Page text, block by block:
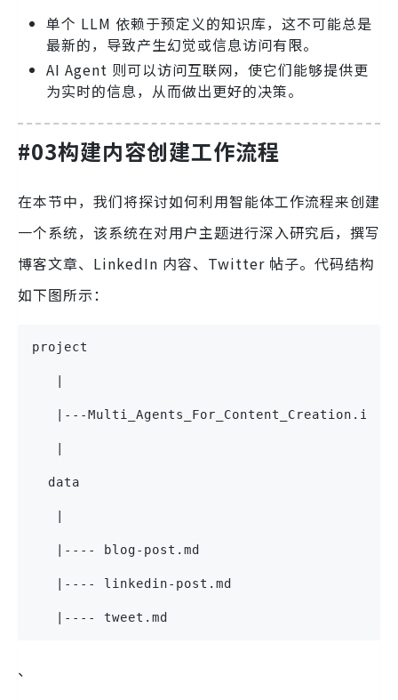
单个 LLM 依赖于预定义的知识库，这不可能总是
最新的，导致产生幻觉或信息访问有限。
AI Agent 则可以访问互联网，使它们能够提供更
为实时的信息，从而做出更好的决策。
#03构建内容创建工作流程
在本节中，我们将探讨如何利用智能体工作流程来创建
一个系统，该系统在对用户主题进行深入研究后，撰写
博客文章、LinkedIn 内容、Twitter 帖子。代码结构
如下图所示：
project
   |
|---
   |
  data
   |
   |---- blog-post.md
   |---- linkedin-post.md
   |---- tweet.md
、